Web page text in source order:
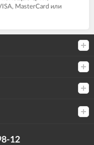
MasterCard или
12